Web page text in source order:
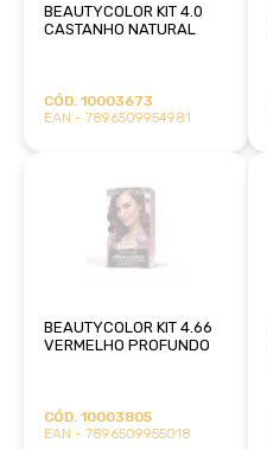
BEAUTYCOLOR KIT 4.0
CASTANHO NATURAL
CÓD. 10003673
EAN - 7896509954981
BEAUTYCOLOR KIT 4.66
VERMELHO PROFUNDO
CÓD. 10003805
EAN - 7896509955018